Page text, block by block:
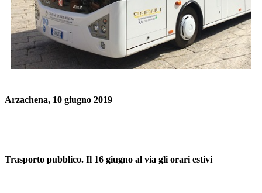
Arzachena, 10 giugno 2019
Trasporto pubblico. Il 16 giugno al via gli orari estivi